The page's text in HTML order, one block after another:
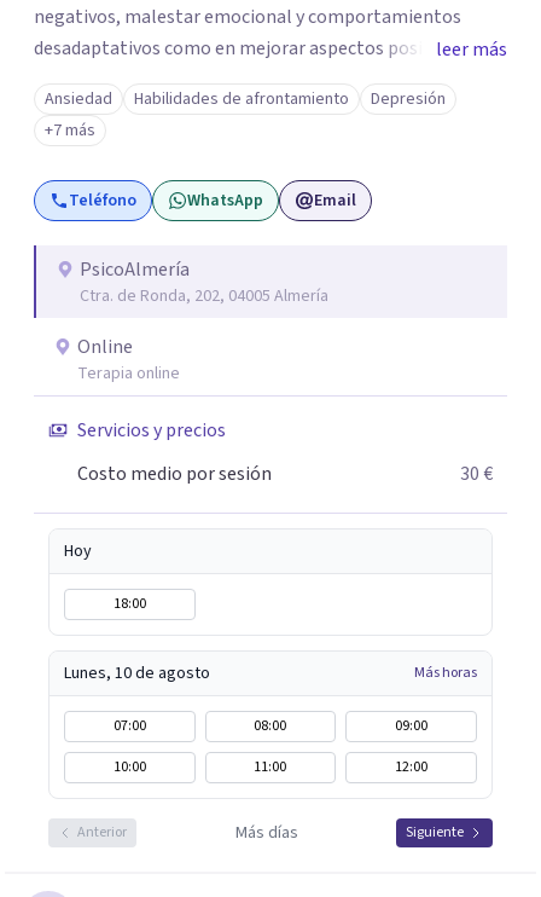
negativos, malestar emocional y comportamientos
desadaptativos como en mejorar aspectos positivos,
habilidades y desarrollo personal. ¡Tus objetivos son los
míos y juntos los alcanzaremos!. Mi objetivo principal es
que consigas el bienestar y equilibrio que buscas, siendo
consciente de que cada persona es diferente y por ello
inicialmente realizaremos una adecuada evaluación para
personalizado. Utilizo diferentes técnicas psicológicas
aunque mi especialidad es la hipnosis clínica, como
eficacia, reduciendo el tiempo de tratamiento y
consiguiendo cambios positivos desde la primera sesión.
¿Tienes dudas de cómo enfocaré tu problema o situación?
momento de dar el paso a una nueva etapa en tu vida.
leer más
Ansiedad Habilidades de afrontamiento
Depresión
+7 más
Teléfono WhatsApp Email
PsicoAlmería
Ctra. de Ronda, 202, 04005 Almería
Online
Terapia online
Servicios y precios
Costo medio por sesión
30 €
Hoy
18:00
Lunes, 10 de agosto Más horas
07:00 08:00
09:00
10:00
11:00 12:00
Anterior Más días Siguiente